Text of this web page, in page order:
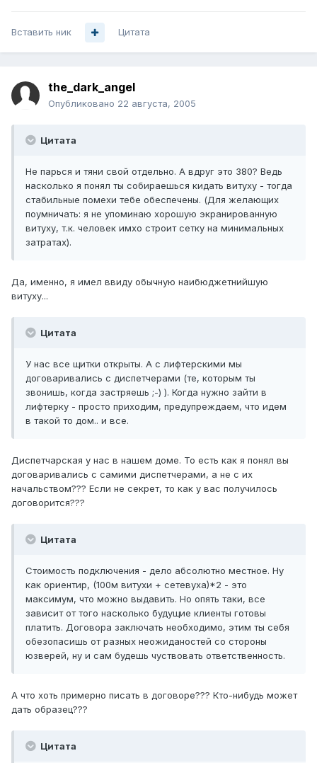
Вставить ник Цитата
the_dark_angel
Опубликовано 22 августа, 2005
Цитата
Не парься и тяни свой отдельно. А вдруг это 380? Ведь
насколько я понял ты собираешься кидать витуху - тогда
стабильные помехи тебе обеспечены. (Для желающих
поумничать: я не упоминаю хорошую экранированную
витуху, т.к. человек имхо строит сетку на минимальных
затратах).
Да, именно, я имел ввиду обычную наибюджетнийшую
витуху...
Цитата
У нас все щитки открыты. А с лифтерскими мы
договаривались с диспетчерами (те, которым ты
звонишь, когда застряешь ;-) ). Когда нужно зайти в
лифтерку - просто приходим, предупреждаем, что идем
в такой то дом.. и все.
Диспетчарская у нас в нашем доме. То есть как я понял вы
договаривались с самими диспетчерами, а не с их
начальством??? Если не секрет, то как у вас получилось
договорится???
Цитата
Стоимость подключения - дело абсолютно местное. Ну
как ориентир, (100м витухи + сетевуха)*2 - это
максимум, что можно выдавить. Но опять таки, все
зависит от того насколько будущие клиенты готовы
платить. Договора заключать необходимо, этим ты себя
обезопасишь от разных неожиданостей со стороны
юзверей, ну и сам будешь чуствовать ответственность.
А что хоть примерно писать в договоре??? Кто-нибудь может
дать образец???
Цитата